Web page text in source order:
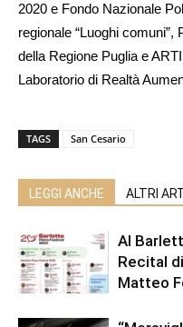
2020 e Fondo Nazionale
regionale “Luoghi
della Regione Puglia e
Laboratorio di Realtà
TAGS San Cesario
LEGGI ANCHE ALTRI
Al
Recital
Matteo